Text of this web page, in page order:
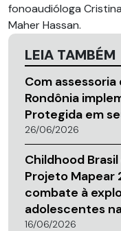
fonoaudióloga
Maher Hassan.
LEIA TAMBÉM
Com assessoria
Rondônia
Protegida em
26/06/2026
Childhood
Projeto
combate à
adolescentes
16/06/2026